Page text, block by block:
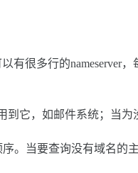
多行的nameserver，
邮件系统；当为没有
查询没有域名的主机